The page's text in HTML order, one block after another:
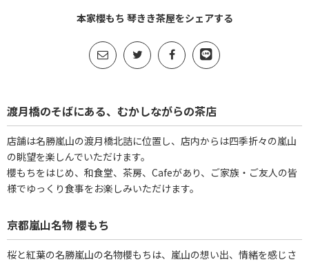
本家櫻もち 琴きき茶屋をシェアする
渡月橋のそばにある、むかしながらの茶店
店舗は名勝嵐山の渡月橋北詰に位置し、店内からは四季折々の嵐山
の眺望を楽しんでいただけます。
櫻もちをはじめ、和食堂、茶房、Cafeがあり、ご家族・ご友人の皆
様でゆっくり食事をお楽しみいただけます。
京都嵐山名物 櫻もち
桜と紅葉の名勝嵐山の名物櫻もちは、嵐山の想い出、情緒を感じさ